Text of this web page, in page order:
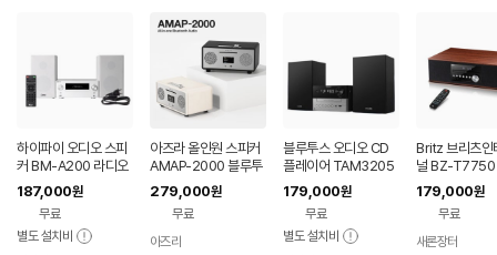
하이파이 오디오 스피
커 BM-A200 라디오
CD플레이어
187,000원
무료
별도 설치비
아즈라 올인원 스피커
AMAP-2000 블루투
스 CD 라디오 USB A
UX
279,000원
무료
아즈라
블루투스 오디오 CD
플레이어 TAM3205
M2
179,000원
무료
별도 설치비
Britz 브리츠인
널 BZ-T7750
179,000원
무료
새론장터